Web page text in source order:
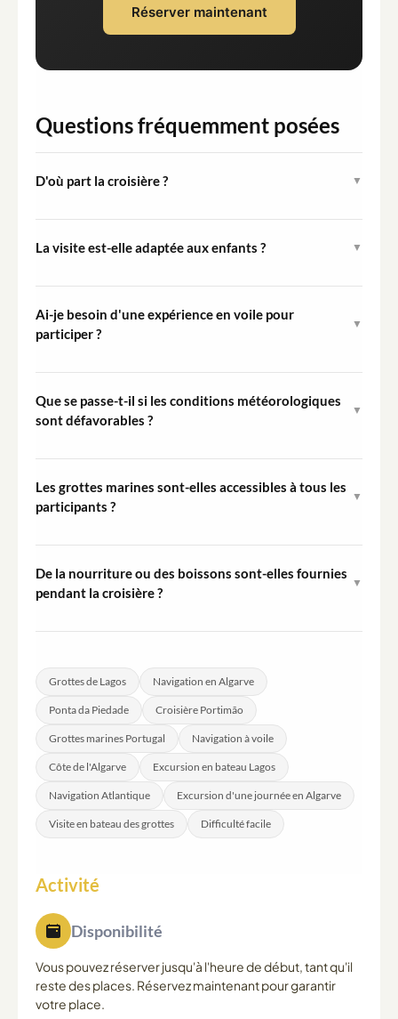
Réserver maintenant
Questions fréquemment posées
D'où part la croisière ? ▼
au moins 15 minutes avant l'heure de départ prévue.
La visite est-elle adaptée aux enfants ? ▼
sur la planche à Ponta da Piedade est réservée aux
Ai-je besoin d'une expérience en voile pour
participer ?
▼
l'équipage gère toutes les opérations de navigation.
Que se passe-t-il si les conditions météorologiques
sont défavorables ?
▼
votre confirmation de réservation pour plus de détails
Les grottes marines sont-elles accessibles à tous les
participants ?
▼
limitations de mobilité importantes doivent évaluer leur
De la nourriture ou des boissons sont-elles fournies
pendant la croisière ?
▼
leurs propres en-cas et boissons pour la durée de la
croisière.
Grottes de Lagos Navigation en Algarve
Ponta da Piedade Croisière Portimão
Grottes marines Portugal Navigation à voile
Côte de l'Algarve Excursion en bateau Lagos
Navigation Atlantique Excursion d'une journée en Algarve
Visite en bateau des grottes Difficulté facile
Activité
Disponibilité
Vous pouvez réserver jusqu'à l'heure de début, tant qu'il
reste des places. Réservez maintenant pour garantir
votre place.